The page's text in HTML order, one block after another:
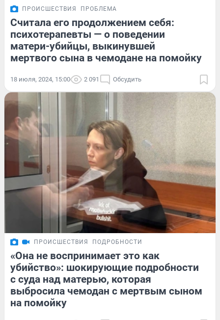
ПРОИСШЕСТВИЯ ПРОБЛЕМА
Считала его продолжением себя:
психотерапевты — о поведении
матери-убийцы, выкинувшей
мертвого сына в чемодане на помойку
18 июля, 2024, 15:00 2 091 Обсудить
ПРОИСШЕСТВИЯ ПОДРОБНОСТИ
«Она не воспринимает это как
убийство»: шокирующие подробности
с суда над матерью, которая
выбросила чемодан с мертвым сыном
на помойку